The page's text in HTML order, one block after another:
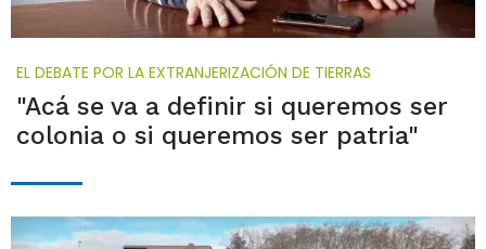
EL DEBATE POR LA EXTRANJERIZACIÓN DE TIERRAS
"Acá se va a definir si queremos ser
colonia o si queremos ser patria"